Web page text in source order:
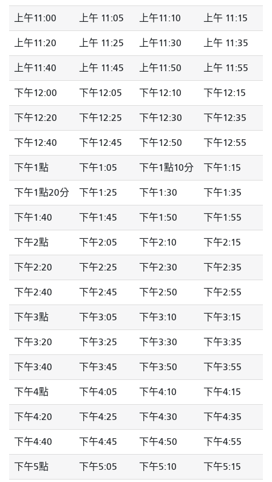
上午11:00 上午 11:05 上午11:10 上午 11:15
上午11:20 上午 11:25 上午11:30 上午 11:35
上午11:40 上午 11:45 上午11:50 上午 11:55
下午12:00 下午12:05 下午12:10 下午12:15
下午12:20 下午12:25 下午12:30 下午12:35
下午12:40 下午12:45 下午12:50 下午12:55
下午1點 下午1:05 下午1點10分 下午1:15
下午1點20分 下午1:25 下午1:30 下午1:35
下午1:40 下午1:45 下午1:50 下午1:55
下午2點 下午2:05 下午2:10 下午2:15
下午2:20 下午2:25 下午2:30 下午2:35
下午2:40 下午2:45 下午2:50 下午2:55
下午3點 下午3:05 下午3:10 下午3:15
下午3:20 下午3:25 下午3:30 下午3:35
下午3:40 下午3:45 下午3:50 下午3:55
下午4點 下午4:05 下午4:10 下午4:15
下午4:20 下午4:25 下午4:30 下午4:35
下午4:40 下午4:45 下午4:50 下午4:55
下午5點 下午5:05 下午5:10 下午5:15